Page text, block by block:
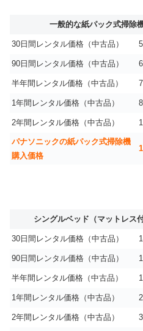
一般的な紙パック式掃除
30日間レンタル価格（中古品）
90日間レンタル価格（中古品）
半年間レンタル価格（中古品）
1年間レンタル価格（中古品）
2年間レンタル価格（中古品）
パナソニックの紙パック式掃除機
購入価格
シングルベッド（マットレス
30日間レンタル価格（中古品）
90日間レンタル価格（中古品）
半年間レンタル価格（中古品）
1年間レンタル価格（中古品）
2年間レンタル価格（中古品）